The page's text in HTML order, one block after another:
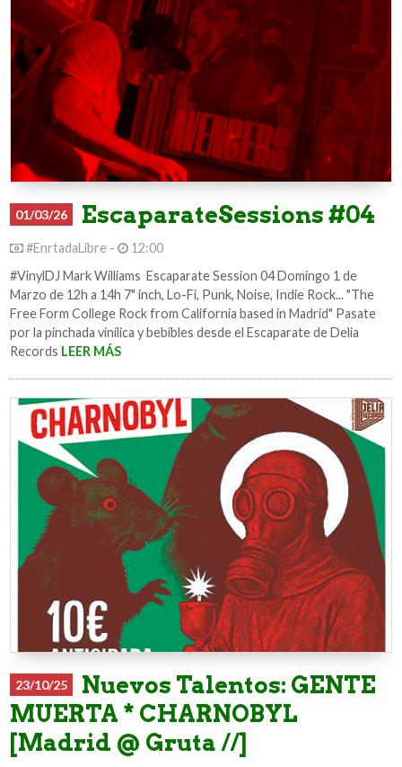
01/03/26 EscaparateSessions #04
#EnrtadaLibre -
12:00
#VinylDJ Mark Williams Escaparate Session 04 Domingo 1 de
Marzo de 12h a 14h 7" inch, Lo-Fi, Punk, Noise, Indie Rock... "The
Free Form College Rock from California based in Madrid" Pasate
por la pinchada vinílica y bebíbles desde el Escaparate de Delia
Records LEER MÁS
23/10/25
Nuevos Talentos: GENTE
MUERTA * CHARNOBYL
[Madrid @ Gruta //]